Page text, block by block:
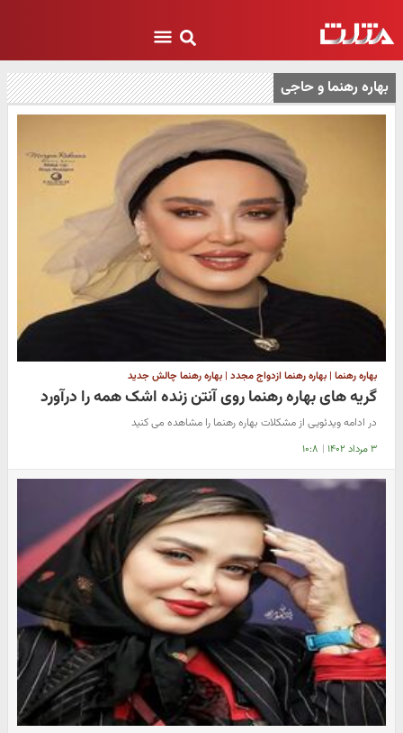
بهاره رهنما و حاجی
بهاره رهنما | بهاره رهنما ازدواج مجدد | بهاره رهنما چالش جدید
گریه های بهاره رهنما روی آنتن زنده اشک همه را درآورد
در ادامه ویدئویی از مشکلات بهاره رهنما را مشاهده می کنید
۳ مرداد ۱۴۰۲ | ۱۰:۸